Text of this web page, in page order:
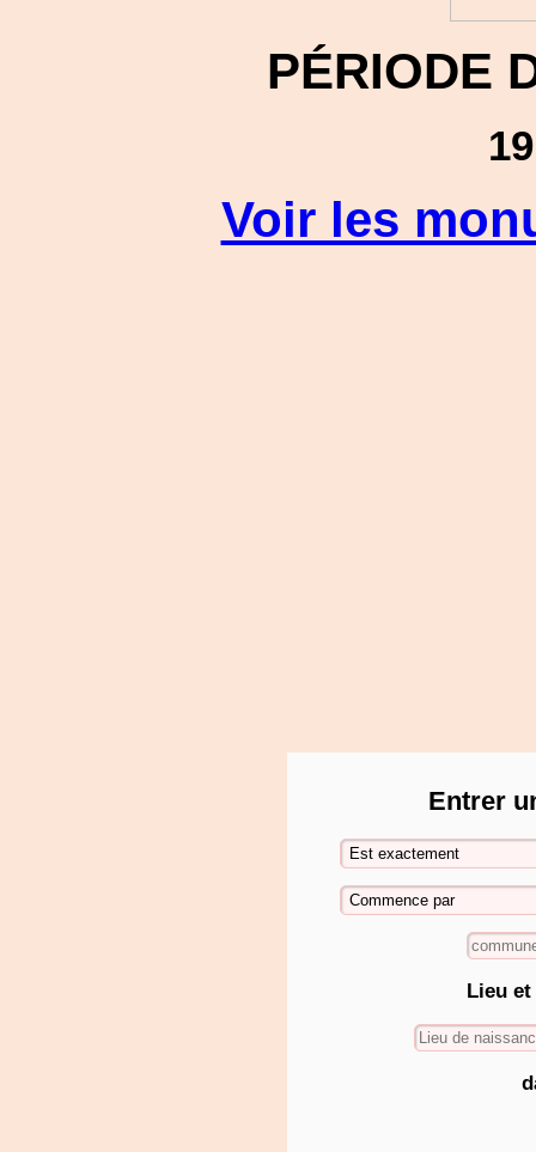
PÉRIODE
Voir les
Entrer
Lieu